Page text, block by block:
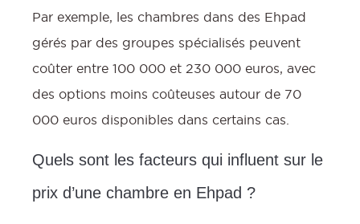
Par exemple, les chambres dans des Ehpad
gérés par des groupes spécialisés peuvent
coûter entre 100 000 et 230 000 euros, avec
des options moins coûteuses autour de 70
000 euros disponibles dans certains cas.
Quels sont les facteurs qui influent sur le
prix d’une chambre en Ehpad ?